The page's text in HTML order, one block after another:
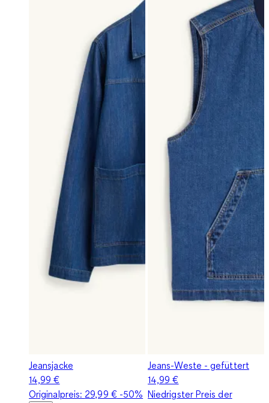
Jeansjacke
14,99 €
Originalpreis: 29,99 €-50%
Jeans-Weste - gefüttert
14,99 €
Niedrigster Preis der